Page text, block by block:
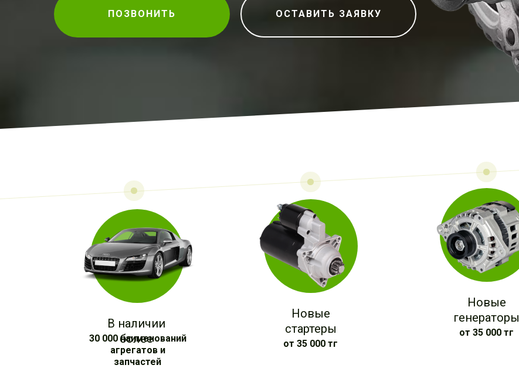
ПОЗВОНИТЬ ОСТАВИТЬ ЗАЯВКУ
Новые
стартеры
от 35 000 тг
В наличии
более
30 000 наименований
агрегатов и
запчастей
Новые
генераторы
от 35 000 тг